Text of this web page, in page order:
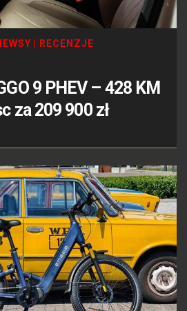
RECENZJE
9 PHEV – 428 KM
za 209 900 zł